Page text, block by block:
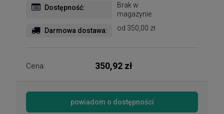
Dostępność:
Brak w
magazynie
Darmowa dostawa: od 350,00 zł
Cena: 350,92 zł
powiadom o dostępności